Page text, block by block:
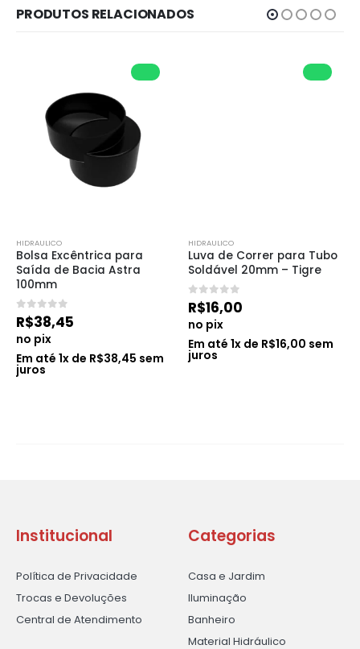
PRODUTOS RELACIONADOS
HIDRAULICO
Bolsa Excêntrica para
Saída de Bacia Astra
100mm
0de 5
R$38,45
no pix
Em até 1x de R$38,45 sem
juros
HIDRAULICO
Luva de Correr para Tubo
Soldável 20mm – Tigre
0de 5
R$16,00
no pix
Em até 1x de R$16,00 sem
juros
Institucional
Política de Privacidade
Trocas e Devoluções
Central de Atendimento
Categorias
Casa e Jardim
Iluminação
Banheiro
Material Hidráulico